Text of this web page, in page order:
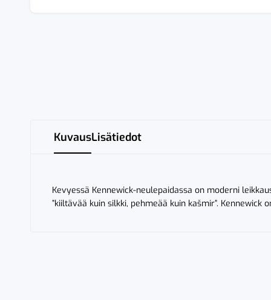
KuvausLisätiedot
Kevyessä Kennewick-neulepaidassa on moderni
”kiiltävää kuin silkki, pehmeää kuin kašmir”.